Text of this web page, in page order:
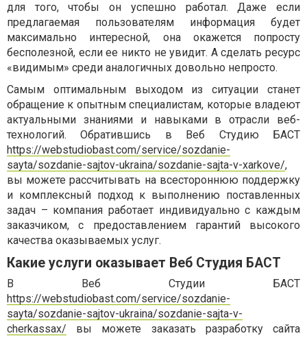
для того, чтобы он успешно работал. Даже если
предлагаемая пользователям информация будет
максимально интересной, она окажется попросту
бесполезной, если ее никто не увидит. А сделать ресурс
«видимым» среди аналогичных довольно непросто.
Самым оптимальным выходом из ситуации станет
обращение к опытным специалистам, которые владеют
актуальными знаниями и навыками в отрасли веб-
технологий. Обратившись в Веб Студию БАСТ
https://webstudiobast.com/service/sozdanie-
sayta/sozdanie-sajtov-ukraina/sozdanie-sajta-v-xarkove/,
вы можете рассчитывать на всестороннюю поддержку
и комплексный подход к выполнению поставленных
задач – компания работает индивидуально с каждым
заказчиком, с предоставлением гарантий высокого
качества оказываемых услуг.
Какие услуги оказывает Веб Студия БАСТ
В Веб Студии БАСТ
https://webstudiobast.com/service/sozdanie-
sayta/sozdanie-sajtov-ukraina/sozdanie-sajta-v-
cherkassax/ вы можете заказать разработку сайта